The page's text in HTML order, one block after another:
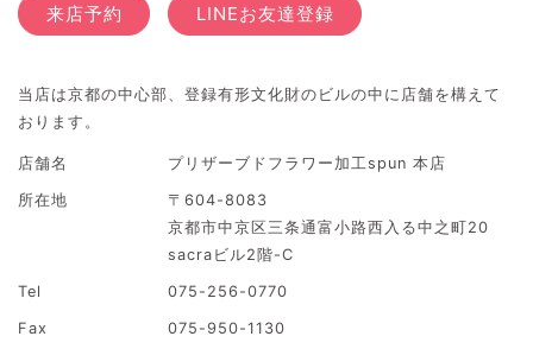
来店予約 LINEお友達登録
当店は京都の中心部、登録有形文化財のビルの中に店舗を構えて
おります。
店舗名 プリザーブドフラワー加工spun 本店
所在地
〒604-8083
京都市中京区三条通富小路西入る中之町20
sacraビル2階-C
Tel 075-256-0770
Fax 075-950-1130